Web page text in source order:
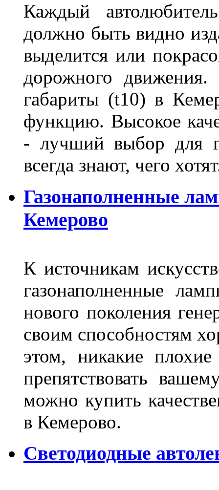
Каждый
должно быть видно
выделится или
дорожного
габариты (t10) в
функцию. Высокое
- лучший выбор для
всегда знают, чего
Газонаполненные
Кемерово
К источникам
газонаполненные
нового поколения
своим способностям
этом, никакие
препятствовать
можно купить
в Кемерово.
Светодиодные